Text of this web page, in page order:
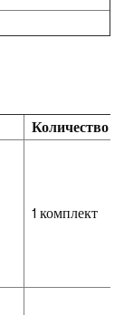
Количество
1 комплект